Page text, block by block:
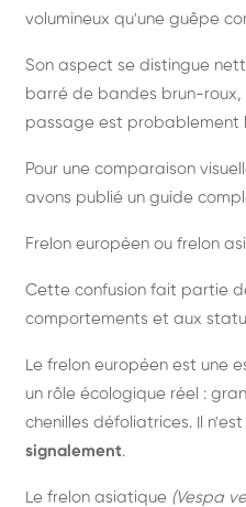
volumineux qu'une guêpe
Son aspect se distingue
barré de bandes brun-roux,
passage est probablement
Pour une comparaison
avons publié un guide
Frelon européen ou frelon
Cette confusion fait partie
comportements et aux
Le frelon européen est une
un rôle écologique réel :
chenilles défoliatrices. Il
signalement.
Le frelon asiatique (Vespa